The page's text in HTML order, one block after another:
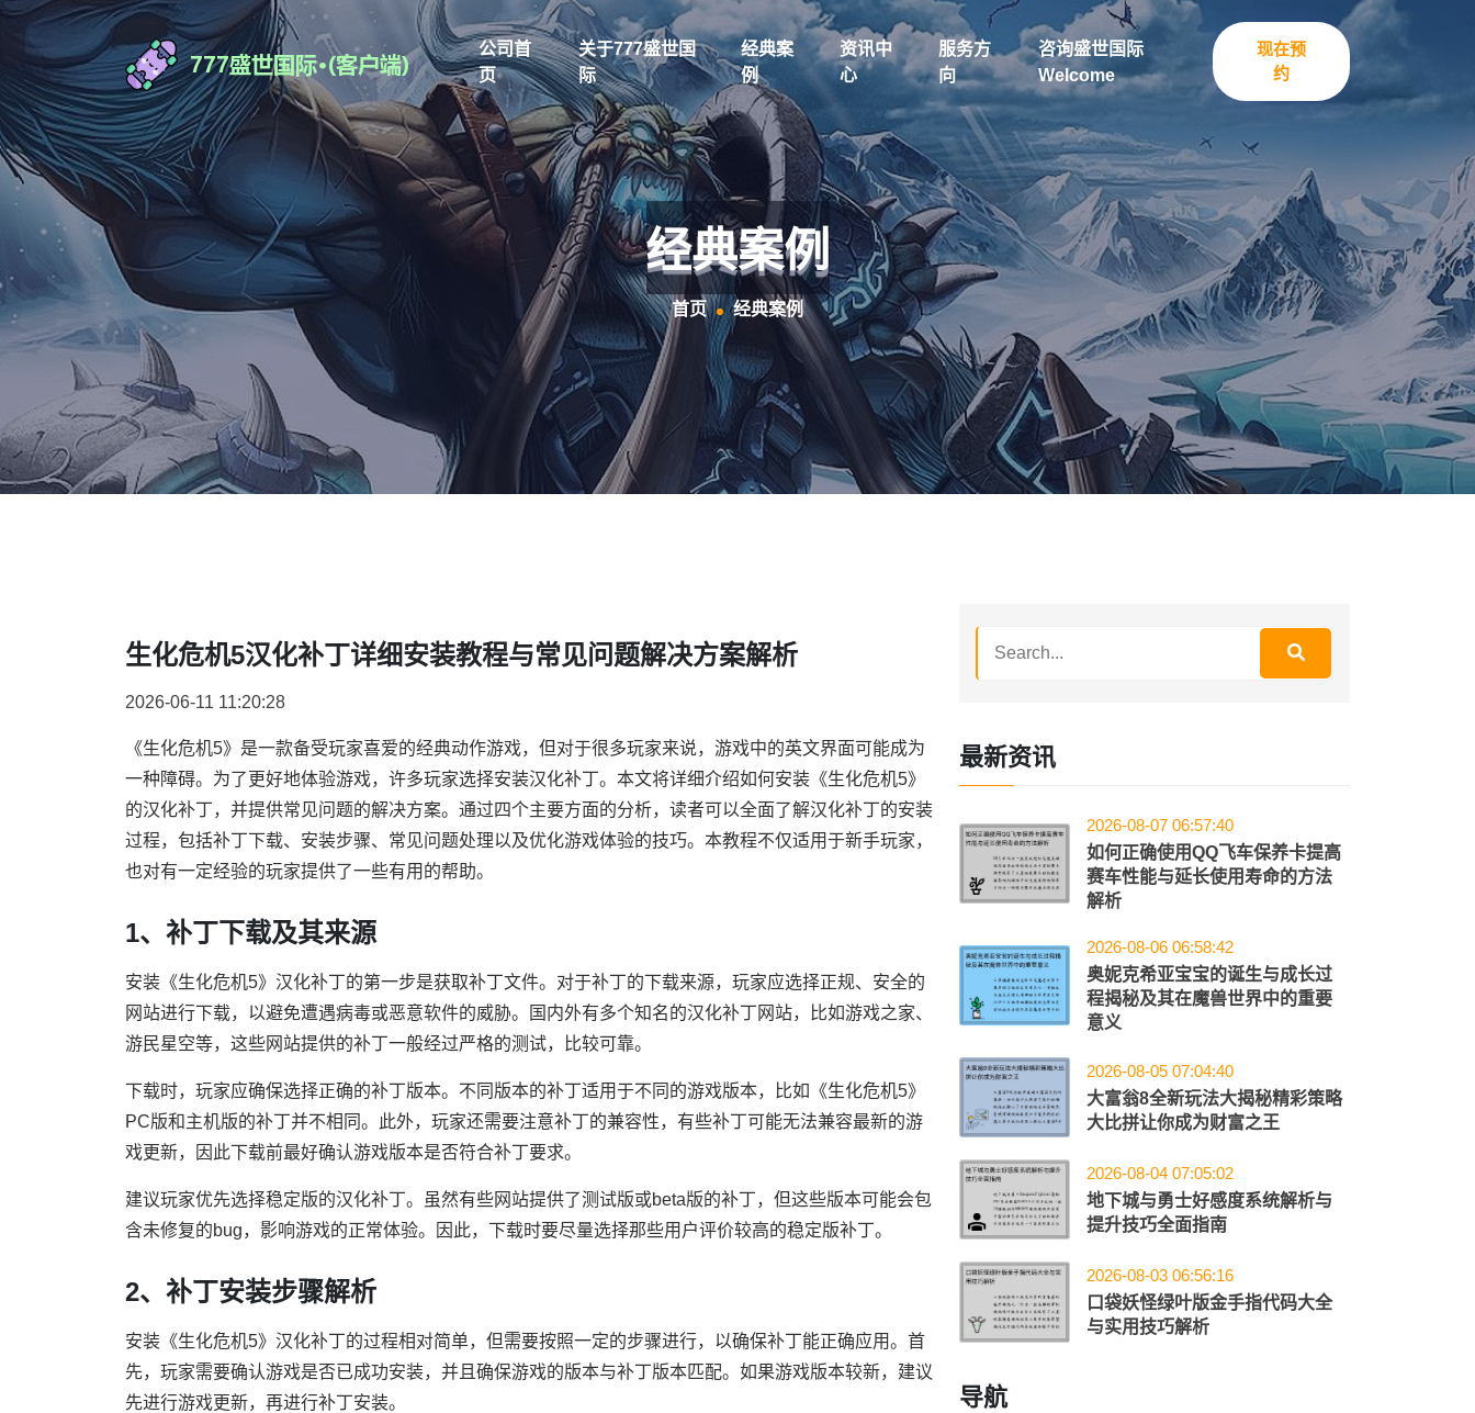
公司首
页
关于777盛世国
际
经典案
例
资讯中
心
服务方
向
咨询盛世国际
Welcome
现在预
约
经典案例
首页 经典案例
生化危机5汉化补丁详细安装教程与常见问题解决方案解析
2026-06-11 11:20:28
《生化危机5》是一款备受玩家喜爱的经典动作游戏，但对于很多玩家来说，游戏中的英文界面可能成为
一种障碍。为了更好地体验游戏，许多玩家选择安装汉化补丁。本文将详细介绍如何安装《生化危机5》
的汉化补丁，并提供常见问题的解决方案。通过四个主要方面的分析，读者可以全面了解汉化补丁的安装
过程，包括补丁下载、安装步骤、常见问题处理以及优化游戏体验的技巧。本教程不仅适用于新手玩家，
也对有一定经验的玩家提供了一些有用的帮助。
1、补丁下载及其来源
安装《生化危机5》汉化补丁的第一步是获取补丁文件。对于补丁的下载来源，玩家应选择正规、安全的
网站进行下载，以避免遭遇病毒或恶意软件的威胁。国内外有多个知名的汉化补丁网站，比如游戏之家、
游民星空等，这些网站提供的补丁一般经过严格的测试，比较可靠。
下载时，玩家应确保选择正确的补丁版本。不同版本的补丁适用于不同的游戏版本，比如《生化危机5》
PC版和主机版的补丁并不相同。此外，玩家还需要注意补丁的兼容性，有些补丁可能无法兼容最新的游
戏更新，因此下载前最好确认游戏版本是否符合补丁要求。
建议玩家优先选择稳定版的汉化补丁。虽然有些网站提供了测试版或beta版的补丁，但这些版本可能会包
含未修复的bug，影响游戏的正常体验。因此，下载时要尽量选择那些用户评价较高的稳定版补丁。
2、补丁安装步骤解析
安装《生化危机5》汉化补丁的过程相对简单，但需要按照一定的步骤进行，以确保补丁能正确应用。首
先，玩家需要确认游戏是否已成功安装，并且确保游戏的版本与补丁版本匹配。如果游戏版本较新，建议
先进行游戏更新，再进行补丁安装。
最新资讯
2026-08-07 06:57:40
如何正确使用QQ飞车保养卡提高
赛车性能与延长使用寿命的方法
解析
2026-08-06 06:58:42
奥妮克希亚宝宝的诞生与成长过
程揭秘及其在魔兽世界中的重要
意义
2026-08-05 07:04:40
大富翁8全新玩法大揭秘精彩策略
大比拼让你成为财富之王
2026-08-04 07:05:02
地下城与勇士好感度系统解析与
提升技巧全面指南
2026-08-03 06:56:16
口袋妖怪绿叶版金手指代码大全
与实用技巧解析
导航